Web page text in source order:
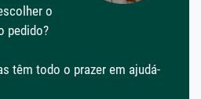
o
pedido?
têm todo o prazer em ajudá-